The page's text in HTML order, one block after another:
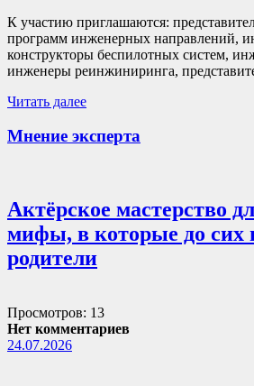
К участию приглашаются:
программ инженерных направлений,
конструкторы беспилотных систем,
инженеры реинжиниринга,
Читать далее
Мнение эксперта
Актёрское мастерство
мифы, в которые до сих
родители
Просмотров: 13
Нет комментариев
24.07.2026